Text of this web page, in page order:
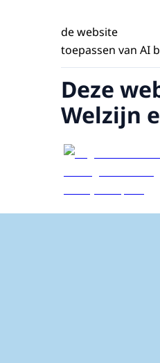
de website
toepassen van AI
Deze
Welzijn